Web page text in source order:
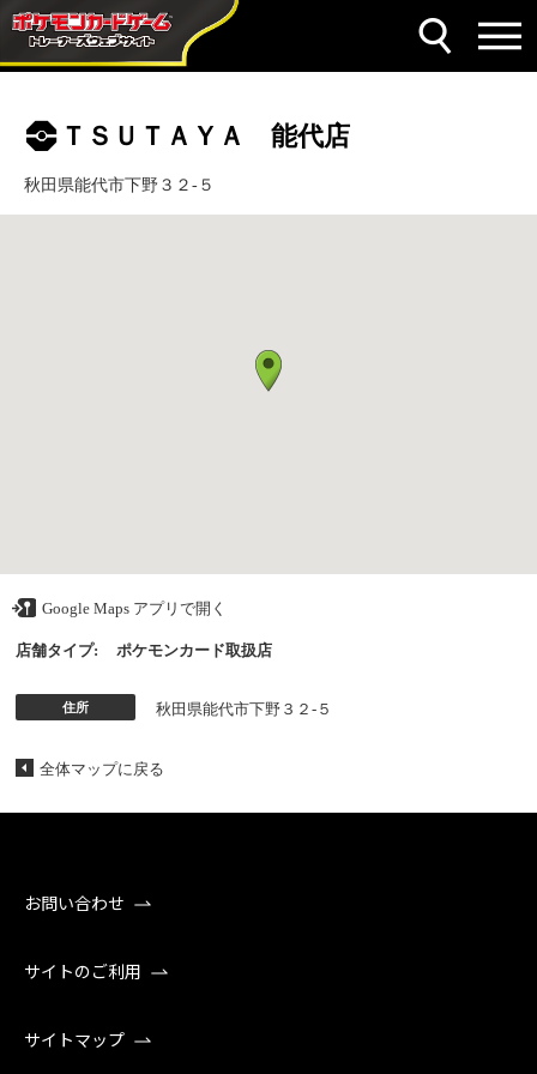
ＴＳＵＴＡＹＡ 能代店
秋田県能代市下野３２‐５
Google Maps アプリで開く
店舗タイプ: ポケモンカード取扱店
住所 秋田県能代市下野３２‐５
全体マップに戻る
お問い合わせ
サイトのご利用
サイトマップ